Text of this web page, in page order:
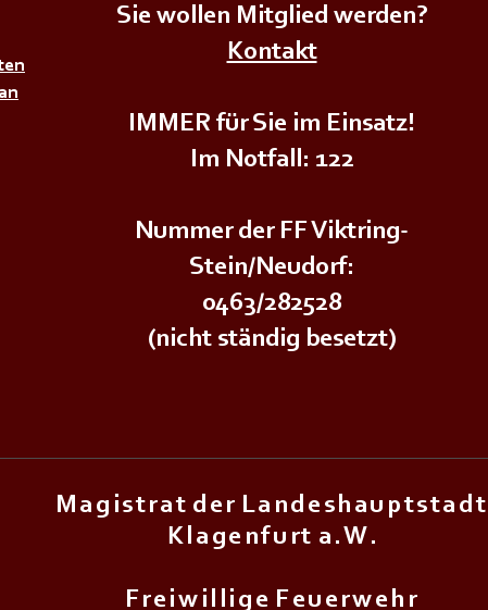
+++𝗘𝗥𝗦𝗧𝗘 - 𝗛𝗜𝗟𝗙𝗘 𝗞𝗨𝗥𝗦
Sie wollen Mitglied werden?
Kontakt
IMMER für Sie im Einsatz!
Im Notfall: 122
Nummer der FF Viktring-
Stein/Neudorf:
0463/282528
(nicht ständig besetzt)
M a g i s t r a t d e r L a n d e s h a u p t s t a d t
K l a g e n f u r t a . W .
F r e i w i l l i g e F e u e r w e h r